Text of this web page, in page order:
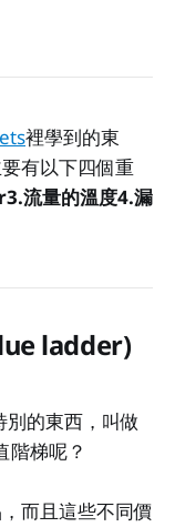
裡學到的東
有以下四個重
3.流量的溫度4.漏
ladder)
的東西，叫做
階梯呢？
而且這些不同價